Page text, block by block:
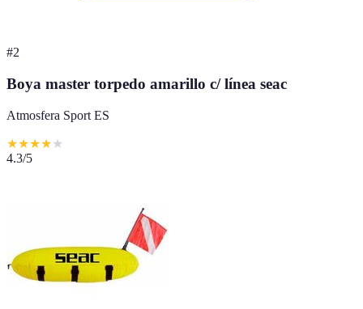
#2
Boya master torpedo amarillo c/ línea seac
Atmosfera Sport ES
★★★★★
4.3/5